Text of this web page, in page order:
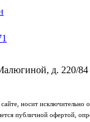
д. 220/84
носит исключительно
публичной офертой,